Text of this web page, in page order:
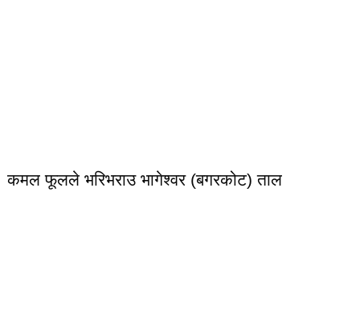
कमल फूलले भरिभराउ भागेश्वर (बगरकोट) ताल